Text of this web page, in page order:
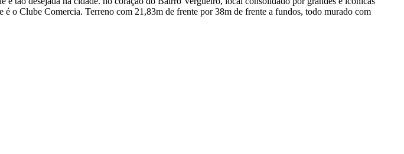
o Clube Comercia. Terreno com 21,83m de frente por 38m de frente a fundos, todo murado com